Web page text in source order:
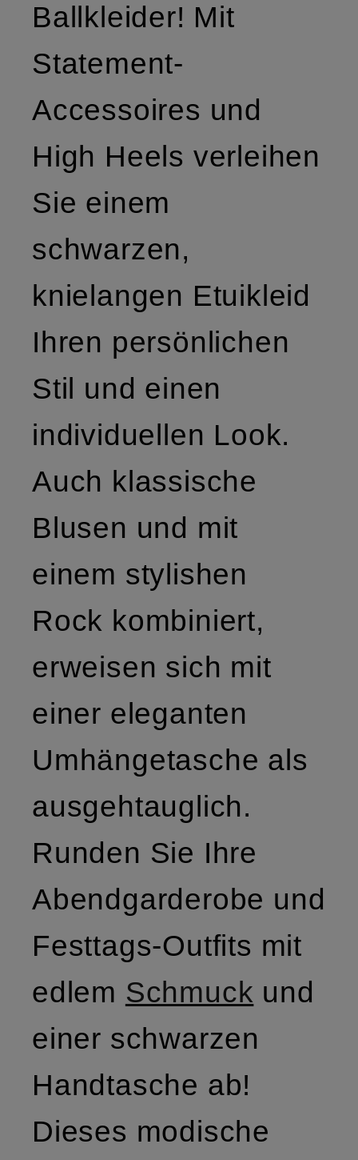
Ballkleider! Mit
Statement-
Accessoires und
High Heels verleihen
Sie einem
schwarzen,
knielangen Etuikleid
Ihren persönlichen
Stil und einen
individuellen Look.
Auch klassische
Blusen und mit
einem stylishen
Rock kombiniert,
erweisen sich mit
einer eleganten
Umhängetasche als
ausgehtauglich.
Runden Sie Ihre
Abendgarderobe und
Festtags-Outfits mit
edlem Schmuck und
einer schwarzen
Handtasche ab!
Dieses modische